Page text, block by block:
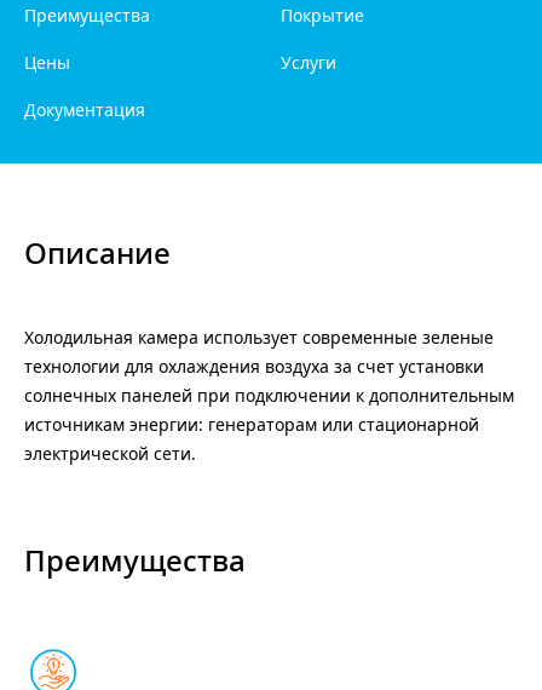
Преимущества
Цены
Документация
Покрытие
Услуги
Описание
Холодильная камера использует современные зеленые
технологии для охлаждения воздуха за счет установки
солнечных панелей при подключении к дополнительным
источникам энергии: генераторам или стационарной
электрической сети.
Преимущества